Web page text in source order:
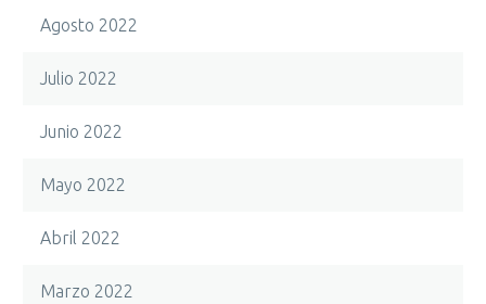
Agosto 2022
Julio 2022
Junio 2022
Mayo 2022
Abril 2022
Marzo 2022